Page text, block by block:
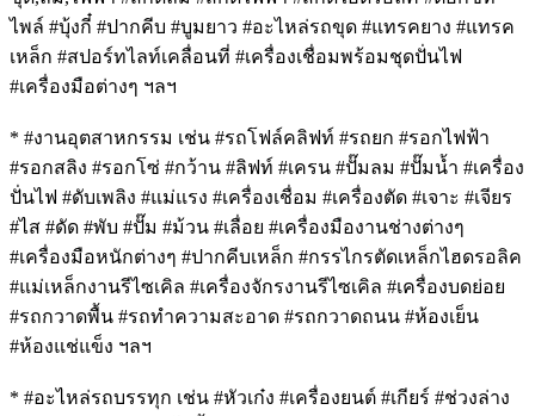
ไพล์ #บุ้งกี๋ #ปากคีบ #บูมยาว #อะไหล่รถขุด #แทรคยาง #แทรค
เหล็ก #สปอร์ทไลท์เคลื่อนที่ #เครื่องเชื่อมพร้อมชุดปั่นไฟ
#เครื่องมือต่างๆ ฯลฯ
* #งานอุตสาหกรรม เช่น #รถโฟล์คลิฟท์ #รถยก #รอกไฟฟ้า
#รอกสลิง #รอกโซ่ #กว้าน #ลิฟท์ #เครน #ปั๊มลม #ปั๊มน้ำ #เครื่อง
ปั่นไฟ #ดับเพลิง #แม่แรง #เครื่องเชื่อม #เครื่องตัด #เจาะ #เจียร
#ไส #ดัด #พับ #ปั๊ม #ม้วน #เลื่อย #เครื่องมืองานช่างต่างๆ
#เครื่องมือหนักต่างๆ #ปากคีบเหล็ก #กรรไกรตัดเหล็กไฮดรอลิค
#แม่เหล็กงานรีไซเคิล #เครื่องจักรงานรีไซเคิล #เครื่องบดย่อย
#รถกวาดพื้น #รถทำความสะอาด #รถกวาดถนน #ห้องเย็น
#ห้องแช่แข็ง ฯลฯ
* #อะไหล่รถบรรทุก เช่น #หัวเก๋ง #เครื่องยนต์ #เกียร์ #ช่วงล่าง